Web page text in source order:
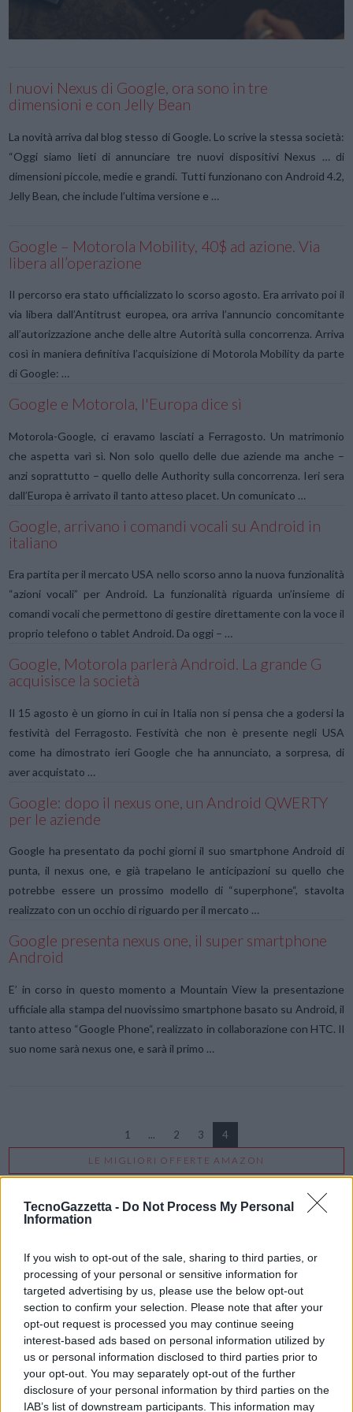
TecnoGazzetta - Do Not Process My Personal
Information
If you wish to opt-out of the sale, sharing to third parties, or
processing of your personal or sensitive information for
targeted advertising by us, please use the below opt-out
section to confirm your selection. Please note that after your
opt-out request is processed you may continue seeing
interest-based ads based on personal information utilized by
us or personal information disclosed to third parties prior to
your opt-out. You may separately opt-out of the further
disclosure of your personal information by third parties on the
IAB’s list of downstream participants. This information may
I nuovi Nexus di Google, ora sono in tre
dimensioni e con Jelly Bean
La novità arriva dal blog stesso di Google. Lo scrive la stessa società:
“Oggi siamo lieti di annunciare tre nuovi dispositivi Nexus … di
dimensioni piccole, medie e grandi. Tutti funzionano con Android 4.2,
Jelly Bean, che include l’ultima versione e …
Google – Motorola Mobility, 40$ ad azione. Via
libera all’operazione
Il percorso era stato ufficializzato lo scorso agosto. Era arrivato poi il
via libera dall’Antitrust europea, ora arriva l’annuncio concomitante
all’autorizzazione anche delle altre Autorità sulla concorrenza. Arriva
così in maniera definitiva l’acquisizione di Motorola Mobility da parte
di Google: …
Google e Motorola, l'Europa dice sì
Motorola-Google, ci eravamo lasciati a Ferragosto. Un matrimonio
che aspetta varì sì. Non solo quello delle due aziende ma anche –
anzi soprattutto – quello delle Authority sulla concorrenza. Ieri sera
dall’Europa è arrivato il tanto atteso placet. Un comunicato …
Google, arrivano i comandi vocali su Android in
italiano
Era partita per il mercato USA nello scorso anno la nuova funzionalità
“azioni vocali” per Android. La funzionalità riguarda un’insieme di
comandi vocali che permettono di gestire direttamente con la voce il
proprio telefono o tablet Android. Da oggi – …
Google, Motorola parlerà Android. La grande G
acquisisce la società
Il 15 agosto è un giorno in cui in Italia non si pensa che a godersi la
festività del Ferragosto. Festività che non è presente negli USA
come ha dimostrato ieri Google che ha annunciato, a sorpresa, di
aver acquistato …
Google: dopo il nexus one, un Android QWERTY
per le aziende
Google ha presentato da pochi giorni il suo smartphone Android di
punta, il nexus one, e già trapelano le anticipazioni su quello che
potrebbe essere un prossimo modello di “superphone“, stavolta
realizzato con un occhio di riguardo per il mercato …
Google presenta nexus one, il super smartphone
Android
E’ in corso in questo momento a Mountain View la presentazione
ufficiale alla stampa del nuovissimo smartphone basato su Android, il
tanto atteso “Google Phone“, realizzato in collaborazione con HTC. Il
suo nome sarà nexus one, e sarà il primo …
1 ... 2 3 4
LE MIGLIORI OFFERTE AMAZON